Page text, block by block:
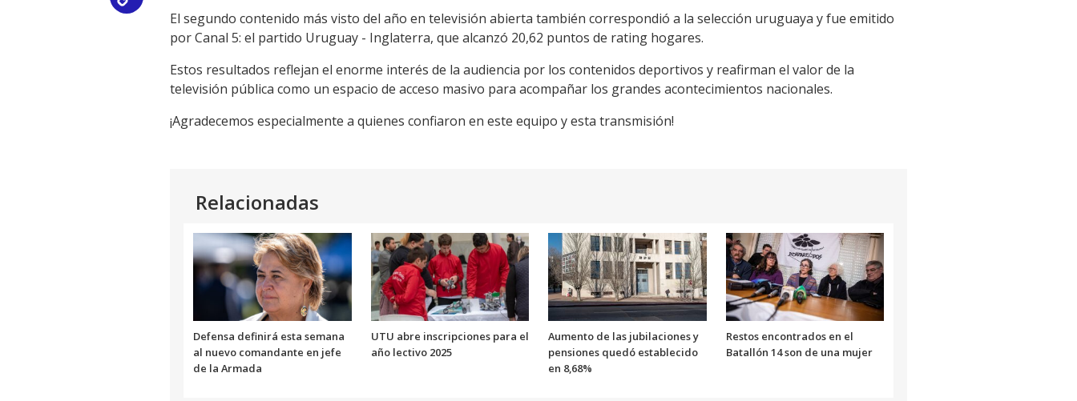
Link
El segundo contenido más visto del año en televisión abierta también correspondió a la selección uruguaya y fue emitido
por Canal 5: el partido Uruguay - Inglaterra, que alcanzó 20,62 puntos de rating hogares.
Estos resultados reflejan el enorme interés de la audiencia por los contenidos deportivos y reafirman el valor de la
televisión pública como un espacio de acceso masivo para acompañar los grandes acontecimientos nacionales.
¡Agradecemos especialmente a quienes confiaron en este equipo y esta transmisión!
Relacionadas
Defensa definirá esta semana
al nuevo comandante en jefe
de la Armada
UTU abre inscripciones para el
año lectivo 2025
Aumento de las jubilaciones y
pensiones quedó establecido
en 8,68%
Restos encontrados en el
Batallón 14 son de una mujer